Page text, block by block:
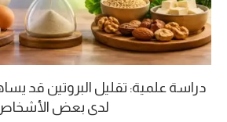
دراسة علمية: تقليل البروتين قد
لدى بعض